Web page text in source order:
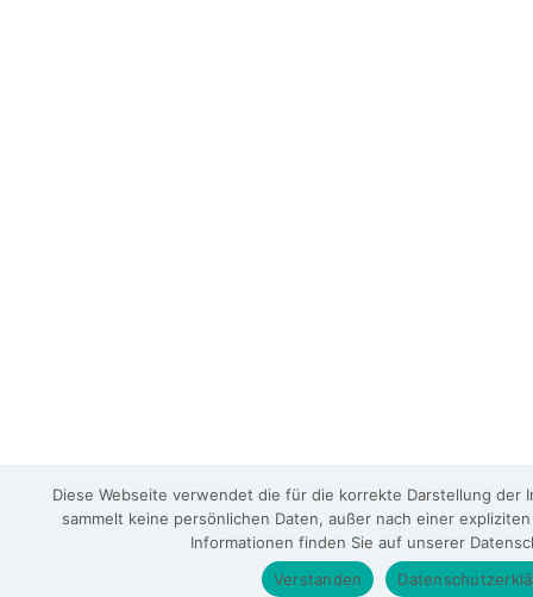
Diese Webseite verwendet die für die korrekte Darstellung der
sammelt keine persönlichen Daten, außer nach einer
Informationen finden Sie auf unserer
Verstanden